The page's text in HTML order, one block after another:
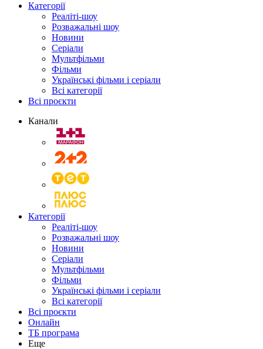
Категорії
Реаліті-шоу
Розважальні шоу
Новини
Серіали
Мультфільми
Фільми
Українські фільми і серіали
Всі категорії
Всі проєкти
Канали
Категорії
Реаліті-шоу
Розважальні шоу
Новини
Серіали
Мультфільми
Фільми
Українські фільми і серіали
Всі категорії
Всі проєкти
Онлайн
ТБ програма
Еще